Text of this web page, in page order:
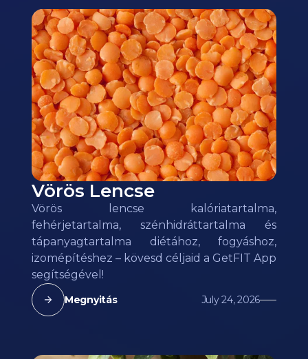
Vörös Lencse
Vörös lencse kalóriatartalma,
fehérjetartalma, szénhidráttartalma és
tápanyagtartalma diétához, fogyáshoz,
izomépítéshez – kövesd céljaid a GetFIT App
segítségével!
Megnyitás July 24, 2026